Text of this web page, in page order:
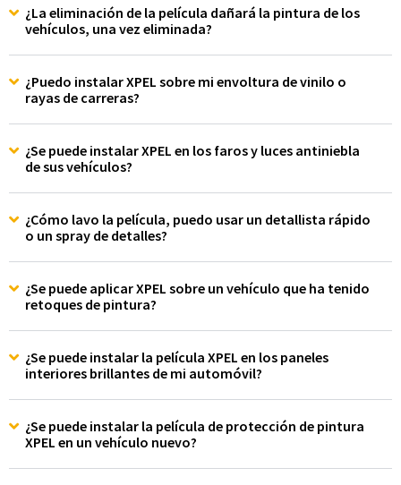
¿La eliminación de la película dañará la pintura de los
vehículos, una vez eliminada?
¿Puedo instalar XPEL sobre mi envoltura de vinilo o
rayas de carreras?
¿Se puede instalar XPEL en los faros y luces antiniebla
de sus vehículos?
¿Cómo lavo la película, puedo usar un detallista rápido
o un spray de detalles?
¿Se puede aplicar XPEL sobre un vehículo que ha tenido
retoques de pintura?
¿Se puede instalar la película XPEL en los paneles
interiores brillantes de mi automóvil?
¿Se puede instalar la película de protección de pintura
XPEL en un vehículo nuevo?